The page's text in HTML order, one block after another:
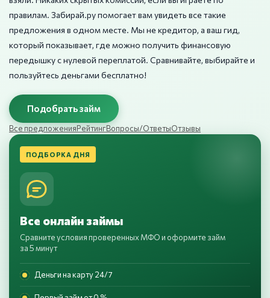
правилам. Забирай.ру помогает вам увидеть все такие
предложения в одном месте. Мы не кредитор, а ваш гид,
который показывает, где можно получить финансовую
передышку с нулевой переплатой. Сравнивайте, выбирайте и
пользуйтесь деньгами бесплатно!
Подобрать займ
Все предложенияРейтингВопросы/ОтветыОтзывы
ПОДБОРКА ДНЯ
Все онлайн займы
Сравните условия проверенных МФО и оформите займ
за 5 минут
Деньги на карту 24/7